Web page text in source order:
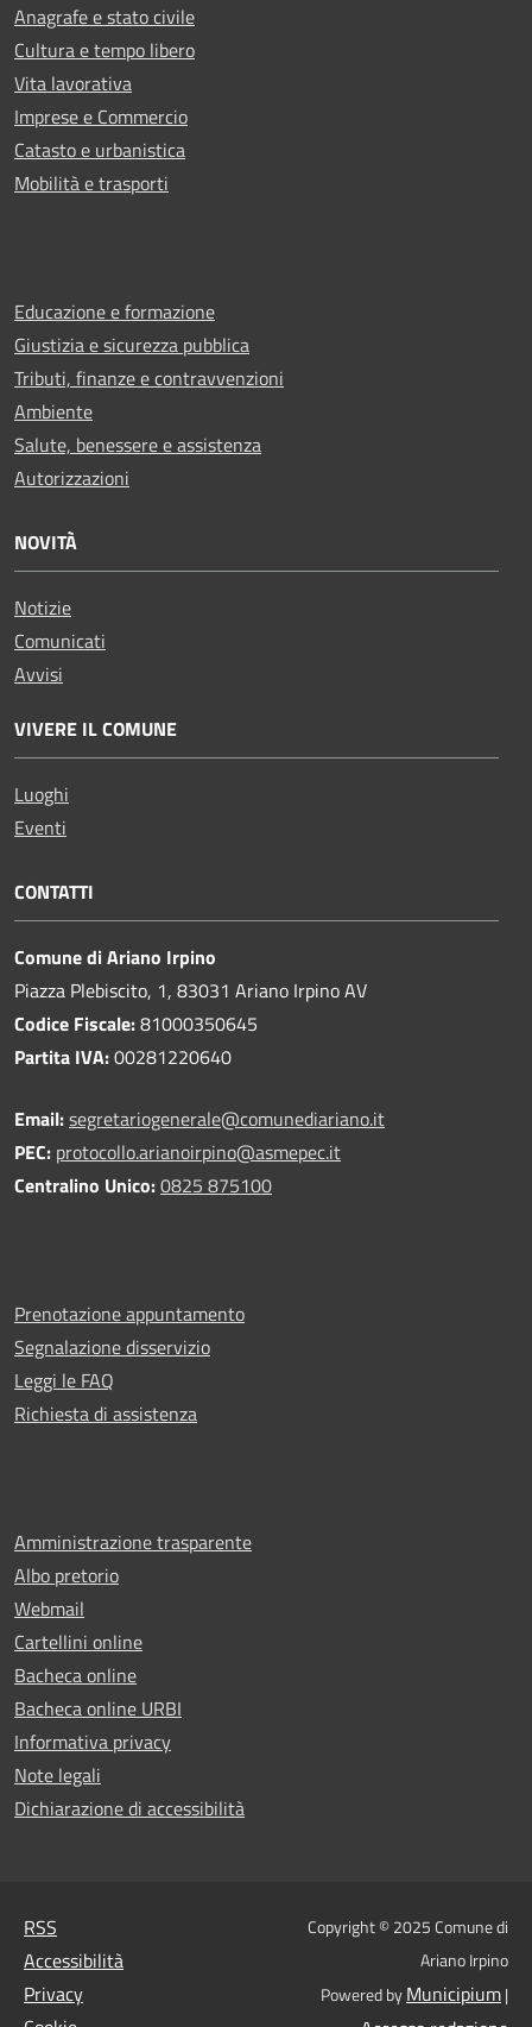
Anagrafe e stato civile
Cultura e tempo libero
Vita lavorativa
Imprese e Commercio
Catasto e urbanistica
Mobilità e trasporti
Educazione e formazione
Giustizia e sicurezza pubblica
Tributi, finanze e contravvenzioni
Ambiente
Salute, benessere e assistenza
Autorizzazioni
NOVITÀ
Notizie
Comunicati
Avvisi
VIVERE IL COMUNE
Luoghi
Eventi
CONTATTI
Comune di Ariano Irpino
Piazza Plebiscito, 1, 83031 Ariano Irpino AV
Codice Fiscale:81000350645
Partita IVA:00281220640
Email:segretariogenerale@comunediariano.it
PEC: protocollo.arianoirpino@asmepec.it
Centralino Unico:0825 875100
Prenotazione appuntamento
Segnalazione disservizio
Leggi le FAQ
Richiesta di assistenza
Amministrazione trasparente
Albo pretorio
Webmail
Cartellini online
Bacheca online
Bacheca online URBI
Informativa privacy
Note legali
Dichiarazione di accessibilità
RSS
Accessibilità
Privacy
Copyright © 2025 Comune di
Ariano Irpino
Powered byMunicipium|